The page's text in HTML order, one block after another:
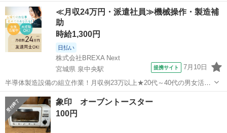
福島 福島市 南福島駅 キッチン家電 トースター
≪月収24万円・派遣社員≫機械操作・製造補
助
時給1,300円
日払い
株式会社BREXA Next
宮城県 泉中央駅
提携サイト 7月10日
半導体製造設備の組立作業！月収例23万以上★20代～40代の男女活躍
中中！社会保険完備！送迎あり！◎マイカー通勤OK＆無料駐車場完
備！作業着無償貸与◎食堂利用可★《宮城県黒川郡大和町》 人気の工
場のお仕事 ◇半導体製造設備...
宮城 泉中央駅
象印 オーブントースター
100円